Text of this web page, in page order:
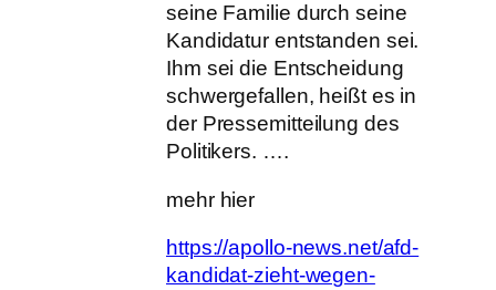
seine Familie durch seine
Kandidatur entstanden sei.
Ihm sei die Entscheidung
schwergefallen, heißt es in
der Pressemitteilung des
Politikers. ….
mehr hier
https://apollo-news.net/afd-
kandidat-zieht-wegen-